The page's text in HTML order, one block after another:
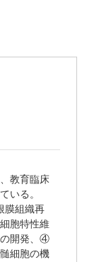
教育臨床
いる。
膜組織再
胞特性維
開発、④
細胞の機